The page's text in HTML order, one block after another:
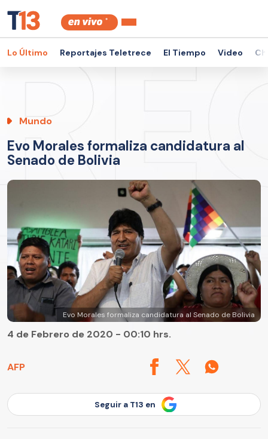
Lo Último Reportajes Teletrece El Tiempo Video
Mundo
Evo Morales formaliza candidatura al
Senado de Bolivia
Evo Morales formaliza candidatura al Senado de Bolivia
AFP
4 de Febrero de 2020 - 00:10 hrs.
Seguir a T13 en